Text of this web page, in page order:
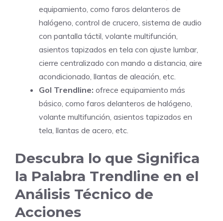
equipamiento, como faros delanteros de
halógeno, control de crucero, sistema de audio
con pantalla táctil, volante multifunción,
asientos tapizados en tela con ajuste lumbar,
cierre centralizado con mando a distancia, aire
acondicionado, llantas de aleación, etc.
Gol Trendline: ofrece equipamiento más
básico, como faros delanteros de halógeno,
volante multifunción, asientos tapizados en
tela, llantas de acero, etc.
Descubra lo que Significa
la Palabra Trendline en el
Análisis Técnico de
Acciones